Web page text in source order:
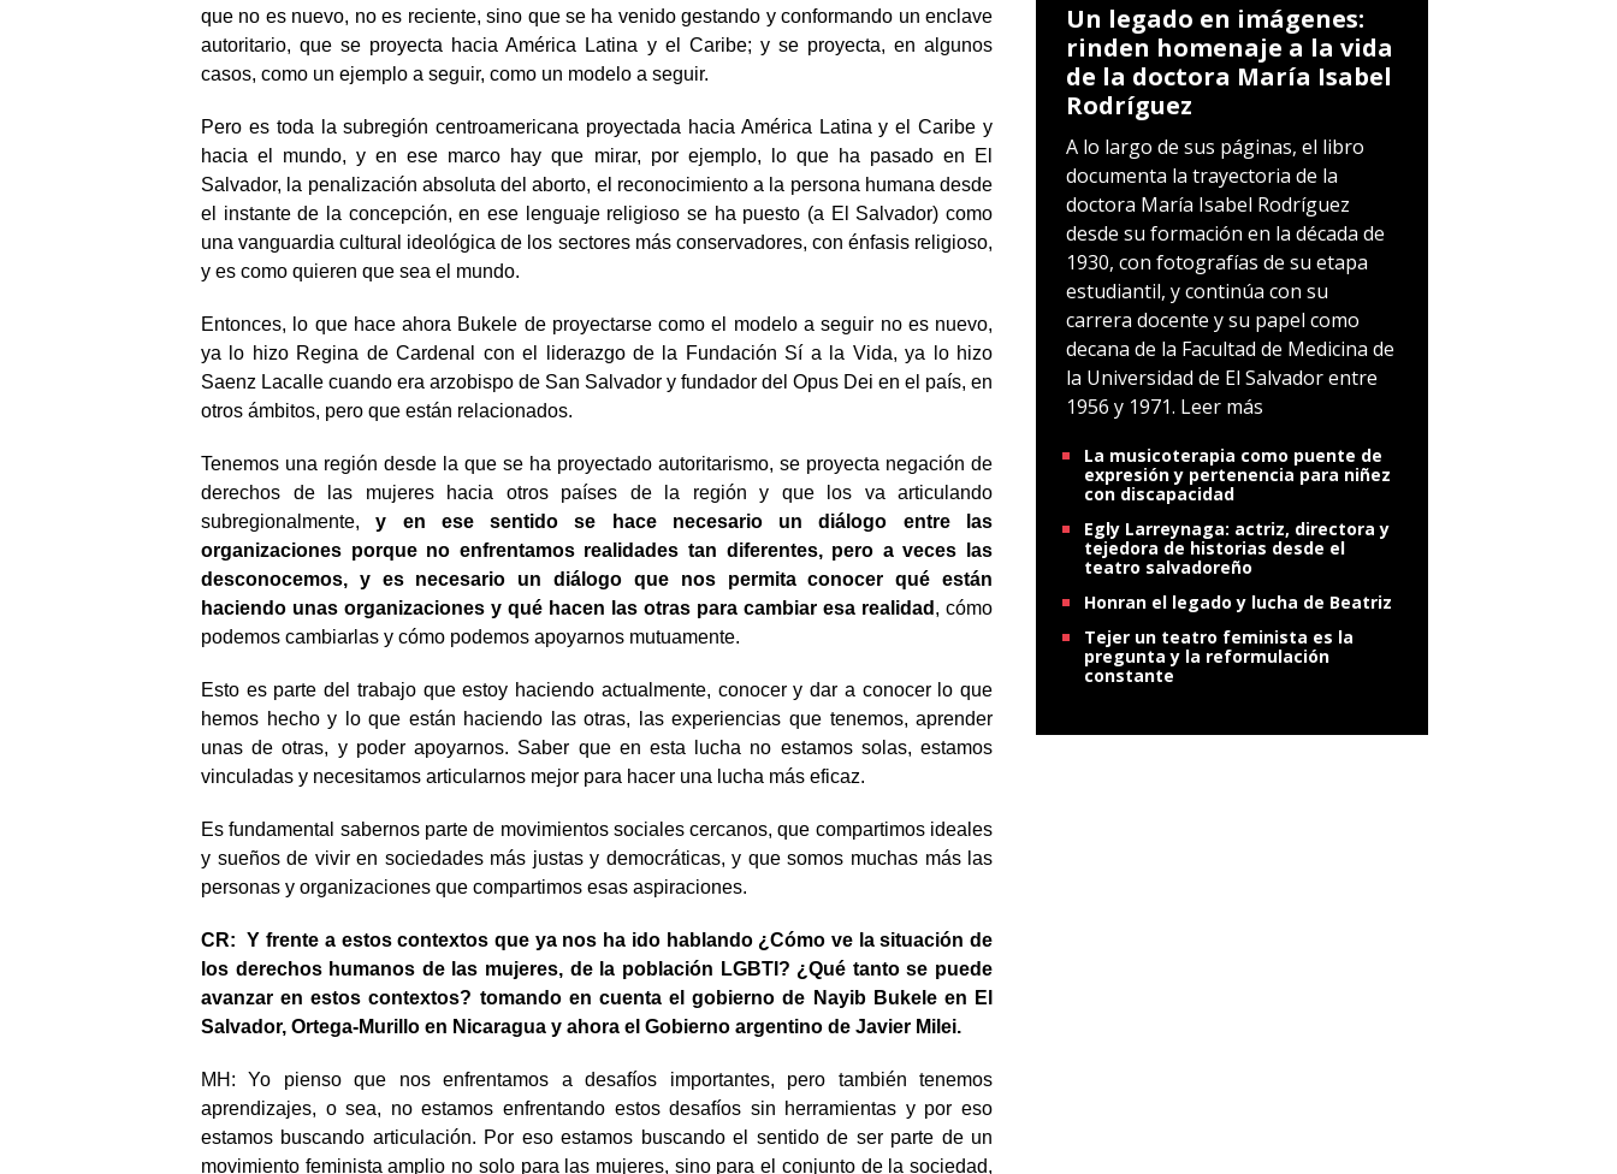
que no es nuevo, no es reciente, sino que se ha venido gestando y conformando un enclave
autoritario, que se proyecta hacia América Latina y el Caribe; y se proyecta, en algunos
casos, como un ejemplo a seguir, como un modelo a seguir.
Pero es toda la subregión centroamericana proyectada hacia América Latina y el Caribe y
hacia el mundo, y en ese marco hay que mirar, por ejemplo, lo que ha pasado en El
Salvador, la penalización absoluta del aborto, el reconocimiento a la persona humana desde
el instante de la concepción, en ese lenguaje religioso se ha puesto (a El Salvador) como
una vanguardia cultural ideológica de los sectores más conservadores, con énfasis religioso,
y es como quieren que sea el mundo.
Entonces, lo que hace ahora Bukele de proyectarse como el modelo a seguir no es nuevo,
ya lo hizo Regina de Cardenal con el liderazgo de la Fundación Sí a la Vida, ya lo hizo
Saenz Lacalle cuando era arzobispo de San Salvador y fundador del Opus Dei en el país, en
otros ámbitos, pero que están relacionados.
Tenemos una región desde la que se ha proyectado autoritarismo, se proyecta negación de
derechos de las mujeres hacia otros países de la región y que los va articulando
subregionalmente,y en ese sentido se hace necesario un diálogo entre las
organizaciones porque no enfrentamos realidades tan diferentes, pero a veces las
desconocemos, y es necesario un diálogo que nos permita conocer qué están
haciendo unas organizaciones y qué hacen las otras para cambiar esa realidad , cómo
podemos cambiarlas y cómo podemos apoyarnos mutuamente.
Esto es parte del trabajo que estoy haciendo actualmente, conocer y dar a conocer lo que
hemos hecho y lo que están haciendo las otras, las experiencias que tenemos, aprender
unas de otras, y poder apoyarnos. Saber que en esta lucha no estamos solas, estamos
vinculadas y necesitamos articularnos mejor para hacer una lucha más eficaz.
Es fundamental sabernos parte de movimientos sociales cercanos, que compartimos ideales
y sueños de vivir en sociedades más justas y democráticas, y que somos muchas más las
personas y organizaciones que compartimos esas aspiraciones.
CR: Y frente a estos contextos que ya nos ha ido hablando ¿Cómo ve la situación de
los derechos humanos de las mujeres, de la población LGBTI? ¿Qué tanto se puede
avanzar en estos contextos? tomando en cuenta el gobierno de Nayib Bukele en El
Salvador, Ortega-Murillo en Nicaragua y ahora el Gobierno argentino de Javier Milei.
MH: Yo pienso que nos enfrentamos a desafíos importantes, pero también tenemos
aprendizajes, o sea, no estamos enfrentando estos desafíos sin herramientas y por eso
estamos buscando articulación. Por eso estamos buscando el sentido de ser parte de un
movimiento feminista amplio no solo para las mujeres, sino para el conjunto de la sociedad,
Un legado en imágenes:
rinden homenaje a la vida
de la doctora María Isabel
Rodríguez
A lo largo de sus páginas, el libro
documenta la trayectoria de la
doctora María Isabel Rodríguez
desde su formación en la década de
1930, con fotografías de su etapa
estudiantil, y continúa con su
carrera docente y su papel como
decana de la Facultad de Medicina de
la Universidad de El Salvador entre
1956 y 1971. Leer más
La musicoterapia como puente de
expresión y pertenencia para niñez
con discapacidad
Egly Larreynaga: actriz, directora y
tejedora de historias desde el
teatro salvadoreño
Honran el legado y lucha de Beatriz
Tejer un teatro feminista es la
pregunta y la reformulación
constante